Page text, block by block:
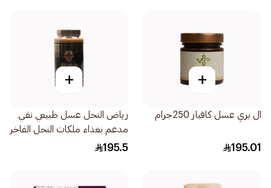
+
ال بري عسل كافيار 250جرام
195.01
+
رياض النحل عسل طبيعي نقي
مدعم بغذاء ملكات النحل الفاخر
1كيلو
195.5